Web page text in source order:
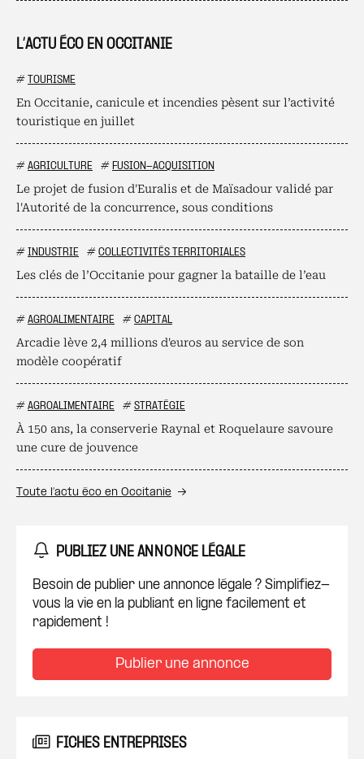
L’ACTU ÉCO EN OCCITANIE
# TOURISME
En Occitanie, canicule et incendies pèsent sur l’activité
touristique en juillet
# AGRICULTURE # FUSION-ACQUISITION
Le projet de fusion d'Euralis et de Maïsadour validé par
l'Autorité de la concurrence, sous conditions
# INDUSTRIE # COLLECTIVITÉS TERRITORIALES
Les clés de l’Occitanie pour gagner la bataille de l’eau
# AGROALIMENTAIRE # CAPITAL
Arcadie lève 2,4 millions d'euros au service de son
modèle coopératif
# AGROALIMENTAIRE # STRATÉGIE
À 150 ans, la conserverie Raynal et Roquelaure savoure
une cure de jouvence
Toute l’actu éco en Occitanie
PUBLIEZ UNE ANNONCE LÉGALE
Besoin de publier une annonce légale ? Simplifiez-
vous la vie en la publiant en ligne facilement et
rapidement !
Publier une annonce
FICHES ENTREPRISES